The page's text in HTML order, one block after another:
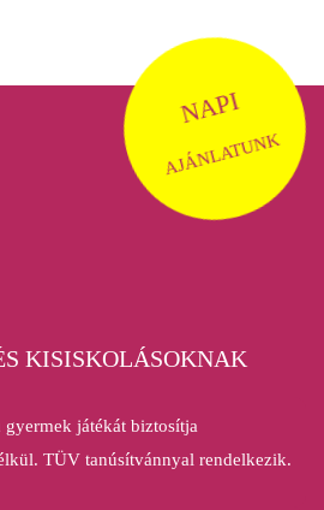
KISISKOLÁSOKNAK
NAPI
AJÁNLATUNK
játékát biztosítja
TÜV tanúsítvánnyal rendelkezik.